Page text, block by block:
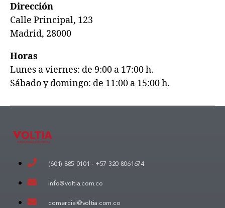
Dirección
Calle Principal, 123
Madrid, 28000
Horas
Lunes a viernes: de 9:00 a 17:00 h.
Sábado y domingo: de 11:00 a 15:00 h.
(601) 885 0101 - +57 320 8061674
info@voltia.com.co
comercial@voltia.com.co